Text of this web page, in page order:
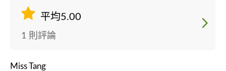
平均5.00
1 則評論
Miss Tang